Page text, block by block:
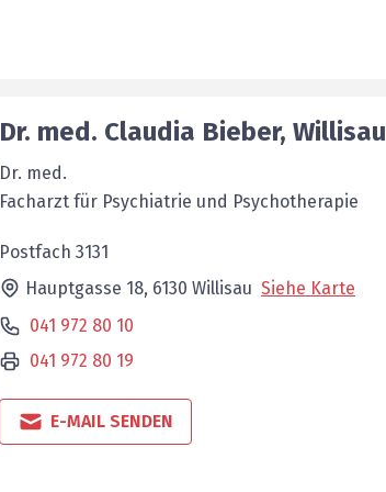
Dr. med. Claudia Bieber, Willisau
Dr. med.
Facharzt für Psychiatrie und Psychotherapie
Postfach 3131
Hauptgasse 18, 6130 Willisau Siehe Karte
041 972 80 10
041 972 80 19
E-MAIL SENDEN